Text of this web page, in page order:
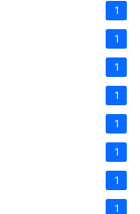
1
1
1
1
1
1
1
1